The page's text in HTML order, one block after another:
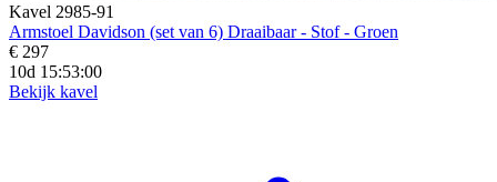
Kavel 2985-91
Armstoel Davidson (set van 6) Draaibaar - Stof - Groen
€ 297
10d 15:52:58
Bekijk kavel